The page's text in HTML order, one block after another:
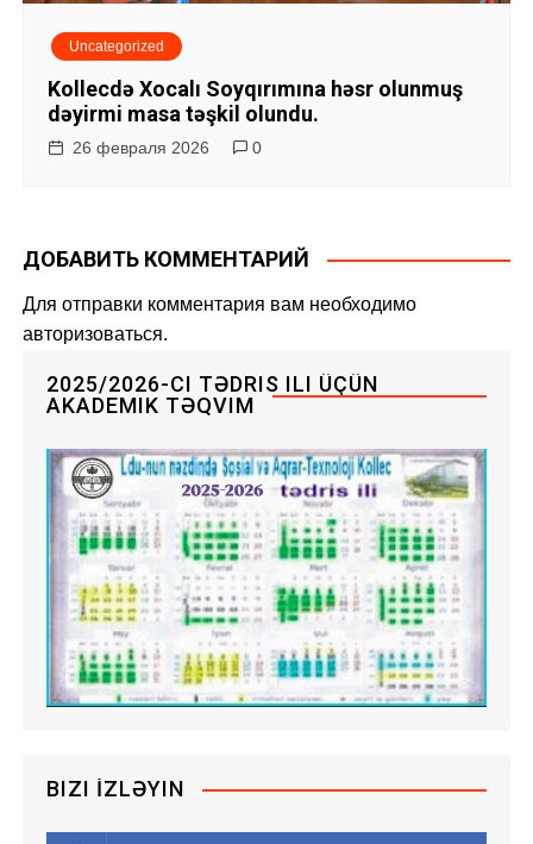
Uncategorized
Kollecdə Xocalı Soyqırımına həsr olunmuş
dəyirmi masa təşkil olundu.
26 февраля 2026 0
ДОБАВИТЬ КОММЕНТАРИЙ
Для отправки комментария вам необходимо
авторизоваться.
2025/2026-CI TƏDRIS ILI ÜÇÜN
AKADEMIK TƏQVIM
BIZI İZLƏYIN